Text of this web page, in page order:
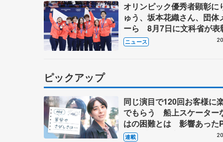
オリンピック優秀者顕彰に
ゅう、坂本花織さん、団体
ーら 8月7日に文科省が表
ブルーノ・マルコット、中
らコーチも
ニュース
ピックアップ
同じ演目で120回お客様に
でもらう 船上スケーター
はの困難とは 影響あった
キャプテン松永さんの存在
連載